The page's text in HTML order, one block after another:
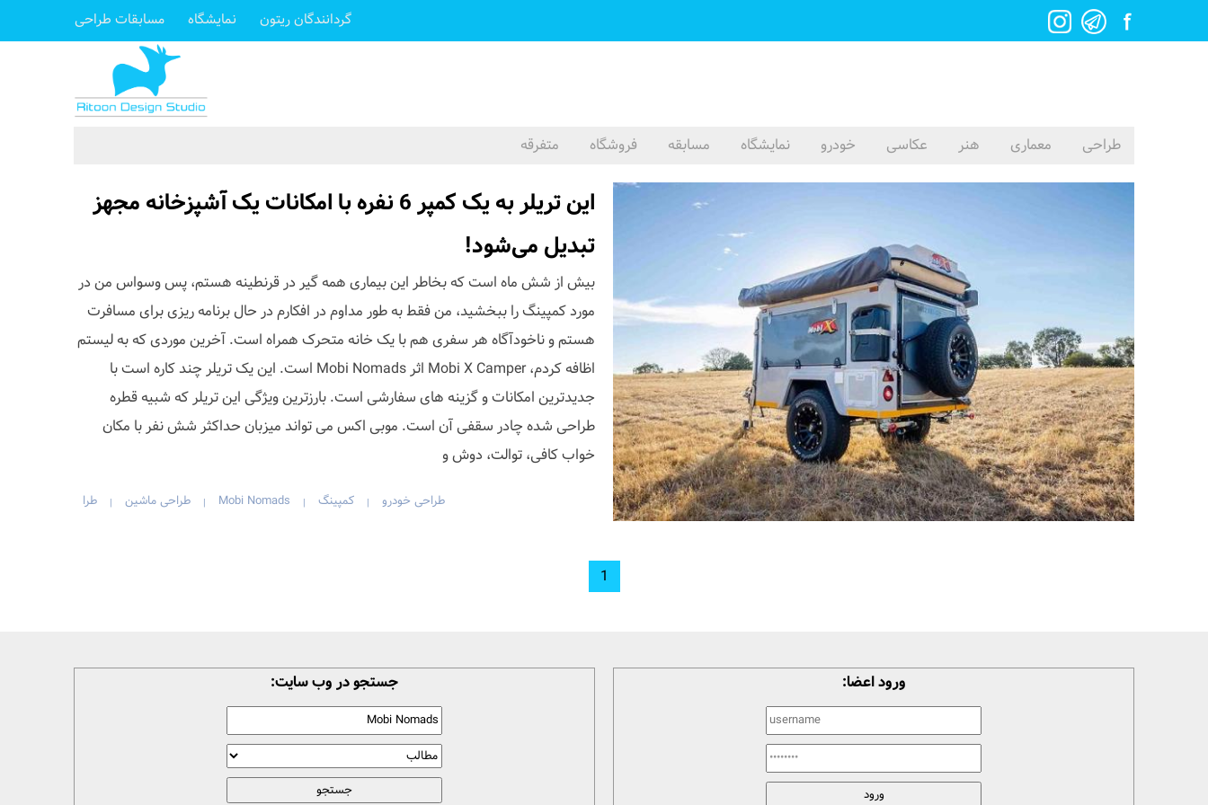
گردانندگان ریتون نمایشگاه مسابقات طراحی
طراحی معماری هنر عکاسی خودرو نمایشگاه مسابقه فروشگاه متفرقه
این تریلر به یک کمپر 6 نفره با امکانات یک آشپزخانه مجهز
تبدیل می‌شود!
بیش از شش ماه است که بخاطر این بیماری همه گیر در قرنطینه هستم، پس وسواس من در
مورد کمپینگ را ببخشید، من فقط به طور مداوم در افکارم در حال برنامه ریزی برای مسافرت
هستم و ناخودآگاه هر سفری هم با یک خانه متحرک همراه است. آخرین موردی که به لیستم
اظافه کردم، Mobi X Camper اثر Mobi Nomads است. این یک تریلر چند کاره است با
جدیدترین امکانات و گزینه های سفارشی است. بارزترین ویژگی این تریلر که شبیه قطره
طراحی شده چادر سقفی آن است. موبی اکس می تواند میزبان حداکثر شش نفر با مکان
خواب کافی، توالت، دوش و
طراحی خودرو | کمپینگ |
Mobi Nomads
| طراحی ماشین | طرا
1
ورود اعضا: جستجو در وب سایت: